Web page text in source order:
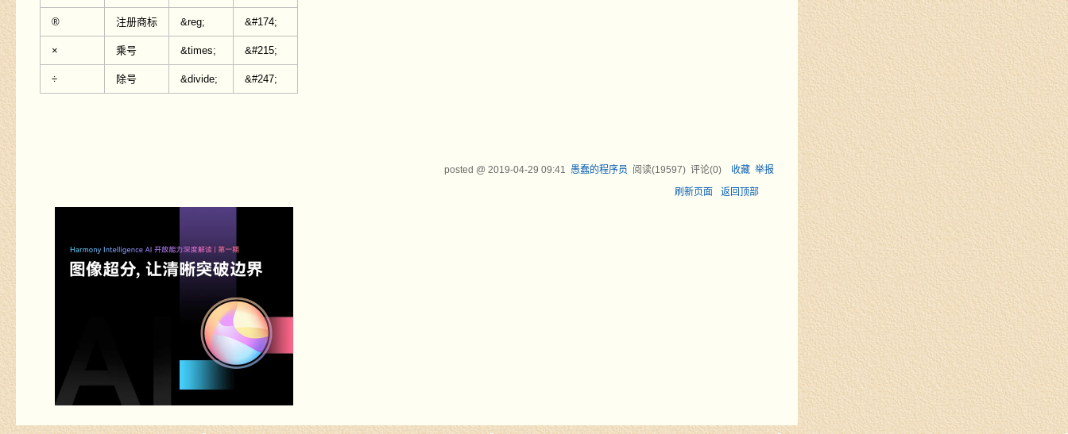
® 注册商标 &reg; &#174;
× 乘号 &times; &#215;
÷ 除号 &divide; &#247;
posted @2019-04-29 09:41 愚蠢的程序员 阅读(19597) 评论(0) 收藏 举报
刷新页面
返回顶部